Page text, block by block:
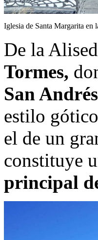
Iglesia de Santa Margarita en
De la
Tormes,
San
estilo
el de un
constituye
principal